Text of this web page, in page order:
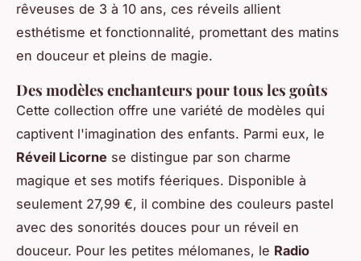
rêveuses de 3 à 10 ans, ces réveils allient
esthétisme et fonctionnalité, promettant des matins
en douceur et pleins de magie.
Des modèles enchanteurs pour tous les goûts
Cette collection offre une variété de modèles qui
captivent l'imagination des enfants. Parmi eux, le
Réveil Licorne se distingue par son charme
magique et ses motifs féeriques. Disponible à
seulement 27,99 €, il combine des couleurs pastel
avec des sonorités douces pour un réveil en
douceur. Pour les petites mélomanes, le Radio